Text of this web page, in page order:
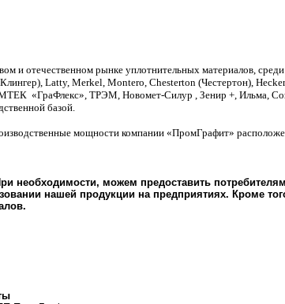
и отечественном рынке уплотнительных материалов,
Latty, Merkel, Montero, Chesterton (Честертон),
«ГраФлекс», ТРЭМ, Новомет-Силур , Зенир +, Ильма,
базой.
мощности компании «ПромГрафит» расположены
необходимости, можем предоставить
нашей продукции на предприятиях. Кроме